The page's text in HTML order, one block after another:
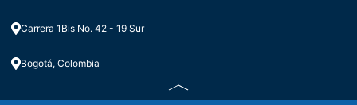
Carrera 1Bis No. 42 - 19 Sur
Bogotá, Colombia